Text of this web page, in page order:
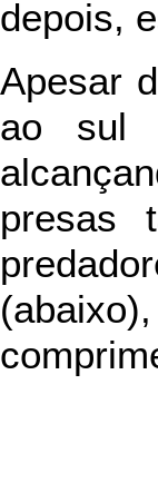
depois,
Apesar
ao sul
presas